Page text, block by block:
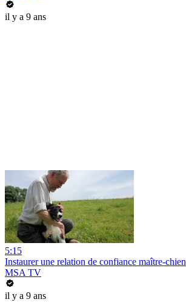
il y a 9 ans
5:15
Instaurer une relation de confiance maître-chien
MSA TV
il y a 9 ans